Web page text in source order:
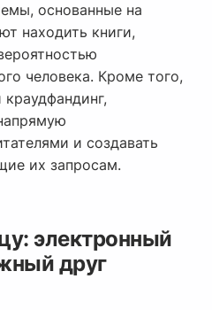
основанные на
находить книги,
человека. Кроме того,
и создавать
их запросам.
электронный
друг